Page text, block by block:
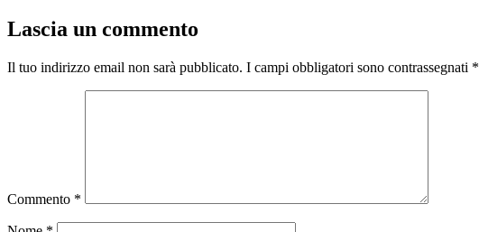
Lascia un commento
Il tuo indirizzo email non sarà pubblicato. I campi obbligatori sono contrassegnati *
Commento *